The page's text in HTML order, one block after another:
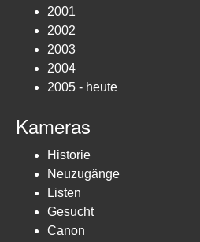
2001
2002
2003
2004
2005 - heute
Kameras
Historie
Neuzugänge
Listen
Gesucht
Canon